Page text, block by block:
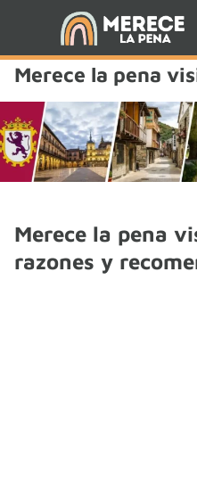
Merece la pena
Merece la pena
razones y